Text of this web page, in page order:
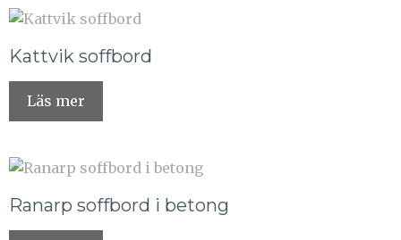
Kattvik soffbord
Läs mer
Ranarp soffbord i betong